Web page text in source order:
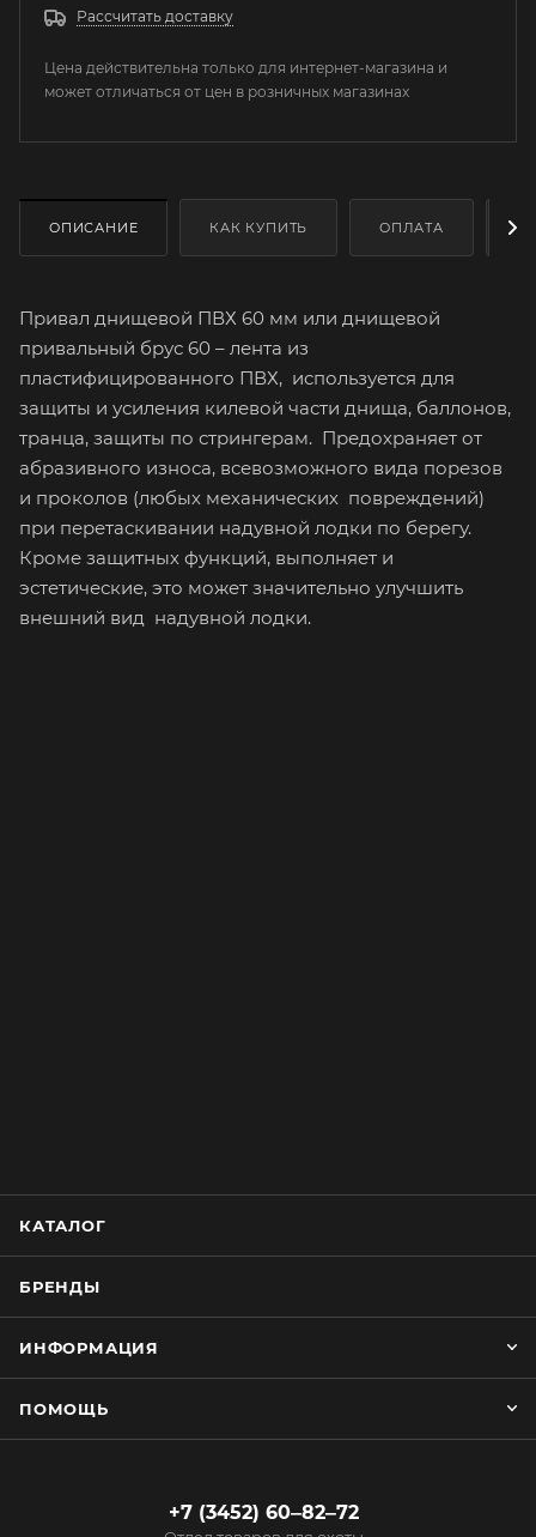
Рассчитать доставку
Цена действительна только для интернет-магазина и
может отличаться от цен в розничных магазинах
ОПИСАНИЕ КАК КУПИТЬ ОПЛАТА
Привал днищевой ПВХ 60 мм или днищевой
привальный брус 60 – лента из
пластифицированного ПВХ, используется для
защиты и усиления килевой части днища, баллонов,
транца, защиты по стрингерам. Предохраняет от
абразивного износа, всевозможного вида порезов
и проколов (любых механических повреждений)
при перетаскивании надувной лодки по берегу.
Кроме защитных функций, выполняет и
эстетические, это может значительно улучшить
внешний вид надувной лодки.
КАТАЛОГ
БРЕНДЫ
ИНФОРМАЦИЯ
ПОМОЩЬ
+7 (3452) 60‒82‒72